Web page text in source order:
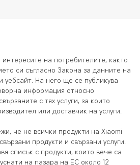
на потребителите, както
си съгласно Закона за данните на
уебсайт. На него ще се публикува
информация относно
с тях услуги, за които
или доставчик на услуги.
че не всички продукти на Xiaomi
продукти и свързани услуги.
списък с продукти, които вече са
на пазара на ЕС около 12